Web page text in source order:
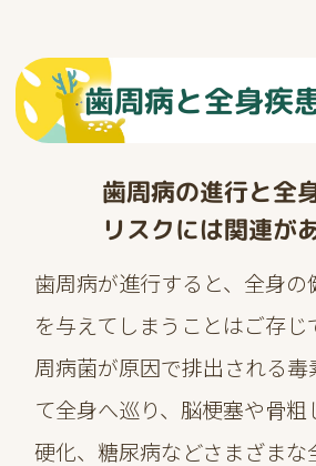
歯周病と全身疾
歯周病の進行と全
リスクには関連が
歯周病が進行すると、全身の
を与えてしまうことはご存
周病菌が原因で排出される毒
て全身へ巡り、脳梗塞や骨
硬化、糖尿病などさまざまな